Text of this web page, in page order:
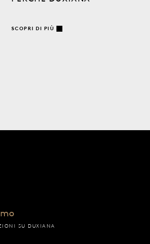
SCOPRI DI PIÙ
SU DUXIANA